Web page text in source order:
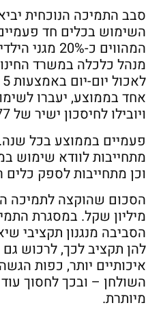
סבב התמיכה הנוכחית
המהווים כ-
מנהל כלכלה במשרד
אחד בממוצע, יעברו
ויובילו לחיסכון ישיר של 77 מיליון פריטי כלים חד
פעמיים בממוצע בכל
מתחייבות לוודא שימוש
וכן מתחייבות לספק כלים
מיליון שקל. במסגרת
הסביבה מנגנון תקציבי
להן תקציב לכך, לרכוש
איכותיים יותר, כפות
השולחן – ובכך לחסוך
מיותרת.